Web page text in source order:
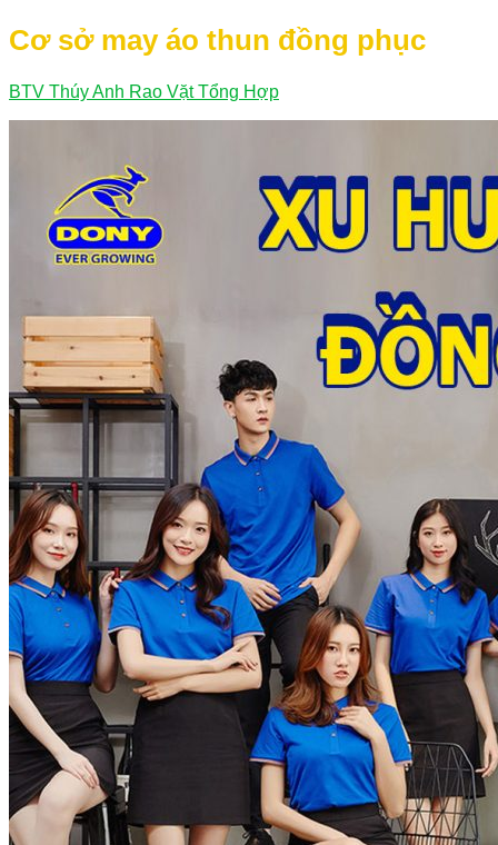
Cơ sở may áo thun đồng phục
BTV Thúy Anh Rao Vặt Tổng Hợp